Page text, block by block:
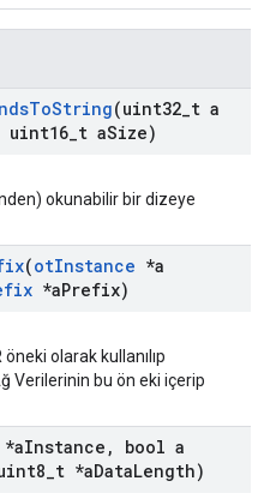
ToString(uint32 t a
uint16 t aSize)
okunabilir bir dizeye
(otInstance *a
*aPrefix)
olarak kullanılıp
Verilerinin bu ön eki içerip
*aInstance ,
bool a
t *aDataLength)